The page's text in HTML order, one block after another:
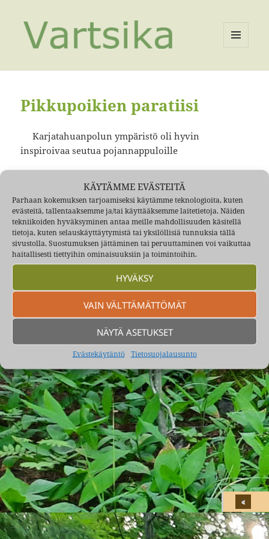
KÄYTÄMME EVÄSTEITÄ
Parhaan kokemuksen tarjoamiseksi käytämme teknologioita, kuten
evästeitä, tallentaaksemme ja/tai käyttääksemme laitetietoja. Näiden
tekniikoiden hyväksyminen antaa meille mahdollisuuden käsitellä
tietoja, kuten selauskäyttäytymistä tai yksilöllisiä tunnuksia tällä
sivustolla. Suostumuksen jättäminen tai peruuttaminen voi vaikuttaa
haitallisesti tiettyihin ominaisuuksiin ja toimintoihin.
HYVÄKSY
VAIN VÄLTTÄMÄTTÖMÄT
NÄYTÄ ASETUKSET
Evästekäytäntö Tietosuojalausunto
VIMPAIMET
Pikkupoikien paratiisi
Karjatahuanpolun ympäristö oli hyvin
inspiroivaa seutua pojannappuloille
Vartiokylän suojeluskunta
Martti Backman Karjatanhuanpolulta
Kofeenin tila
Malmin ampumarata
Ilotulitus
Kaatopaikka
Pikkupoikien paratiisi
Vartiokylässä elettiin rintamamiestonttien aikaa -40,-50, -60 ja
-70 -luvuilla.
Voimanlähteenä WordPress